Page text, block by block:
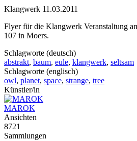
Klangwerk 11.03.2011
Flyer für die Klangwerk Veranstaltung
107 in Moers.
Schlagworte (deutsch)
abstrakt, baum, eule, klangwerk, seltsam
Schlagworte (englisch)
owl, planet, space, strange, tree
Künstler/in
MAROK
Ansichten
8721
Sammlungen